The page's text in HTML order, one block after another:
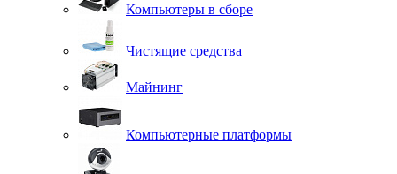
Компьютеры в сборе
Чистящие средства
Майнинг
Компьютерные платформы